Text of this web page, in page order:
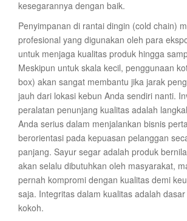
kesegarannya dengan baik.
Penyimpanan di rantai dingin (cold chain)
profesional yang digunakan oleh para
untuk menjaga kualitas produk hingga
Meskipun untuk skala kecil, penggunaan
box) akan sangat membantu jika jarak
jauh dari lokasi kebun Anda sendiri nanti.
peralatan penunjang kualitas adalah
Anda serius dalam menjalankan bisnis
berorientasi pada kepuasan pelanggan
panjang. Sayur segar adalah produk
akan selalu dibutuhkan oleh masyarakat,
pernah kompromi dengan kualitas demi
saja. Integritas dalam kualitas adalah
kokoh.